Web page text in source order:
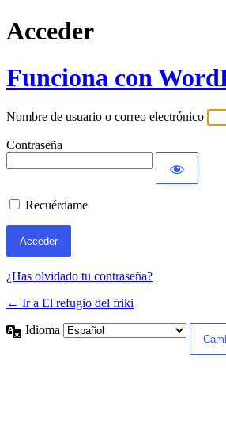
Acceder
Funciona con
Nombre de usuario o correo electrónico
Contraseña
Recuérdame
¿Has olvidado tu contraseña?
← Ir a El refugio del friki
Idioma